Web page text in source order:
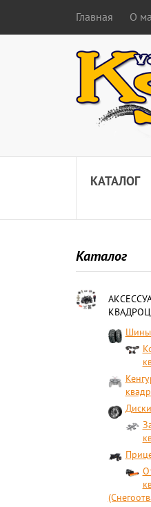
Главная О
КАТАЛОГ
Каталог
Шины